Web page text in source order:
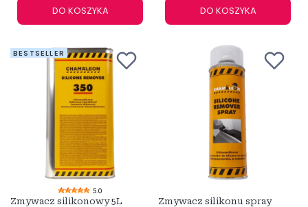
DO KOSZYKA DO KOSZYKA
BESTSELLER
5.0
Zmywacz silikonowy 5L
Zmywacz silikonu spray